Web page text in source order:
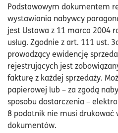
Podstawowym dokumentem
wystawiania nabywcy
jest Ustawa z 11 marca 2004
usług. Zgodnie z art. 111 ust.
prowadzący ewidencję
rejestrujących jest
fakturę z każdej sprzedaży.
papierowej lub – za zgodą
sposobu dostarczenia –
8 podatnik nie musi drukować
dokumentów.